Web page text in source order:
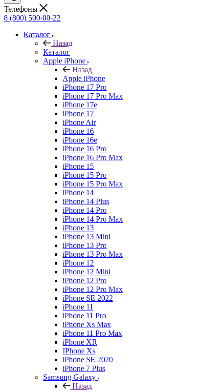
Телефоны
8 (800) 500-00-22
Каталог
Назад
Каталог
Apple iPhone
Назад
Apple iPhone
iPhone 17 Pro
iPhone 17 Pro Max
iPhone 17e
iPhone 17
iPhone Air
iPhone 16
iPhone 16e
iPhone 16 Pro
iPhone 16 Pro Max
iPhone 15
iPhone 15 Pro
iPhone 15 Pro Max
iPhone 14
iPhone 14 Plus
iPhone 14 Pro
iPhone 14 Pro Max
iPhone 13
iPhone 13 Mini
iPhone 13 Pro
iPhone 13 Pro Max
iPhone 12
iPhone 12 Mini
iPhone 12 Pro
iPhone 12 Pro Max
iPhone SE 2022
iPhone 11
iPhone 11 Pro
iPhone Xs Max
iPhone 11 Pro Max
iPhone XR
IPhone Xs
iPhone SE 2020
iPhone 7 Plus
Samsung Galaxy
Назад